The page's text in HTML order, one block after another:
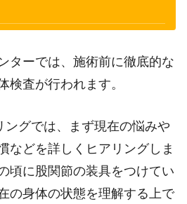
ターでは、施術前に徹底的な
検査が行われます。
ングでは、まず現在の悩みや
などを詳しくヒアリングしま
頃に股関節の装具をつけてい
の身体の状態を理解する上で